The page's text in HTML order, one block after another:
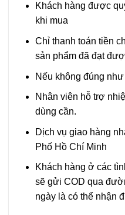
Khách hàng được
khi mua
Chỉ thanh toán tiền
sản phẩm đã đạt
Nếu không đúng
Nhân viên hỗ trợ
dùng cần.
Dịch vụ giao hàng
Phố Hồ Chí Minh
Khách hàng ở các
sẽ gửi COD qua
ngày là có thể nhận